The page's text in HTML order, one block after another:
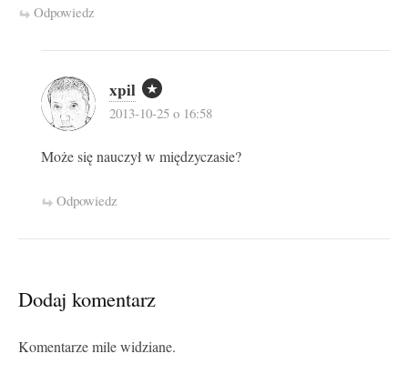
Odpowiedz
xpil
2013-10-25 o 16:58
Może się nauczył w międzyczasie?
Odpowiedz
Dodaj komentarz
Komentarze mile widziane.